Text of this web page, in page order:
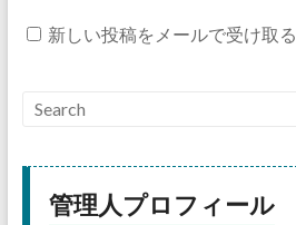
新しい投稿をメールで受け取る
管理人プロフィール